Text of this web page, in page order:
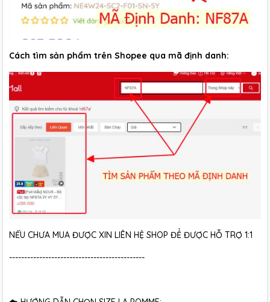
Cách tìm sản phẩm trên Shopee qua mã định danh:
NẾU CHƯA MUA ĐƯỢC XIN LIÊN HỆ SHOP ĐỂ ĐƯỢC HỖ TRỢ 1:1
---------------------------------------------